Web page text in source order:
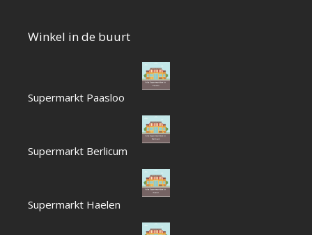
Winkel in de buurt
Supermarkt Paasloo
Supermarkt Berlicum
Supermarkt Haelen